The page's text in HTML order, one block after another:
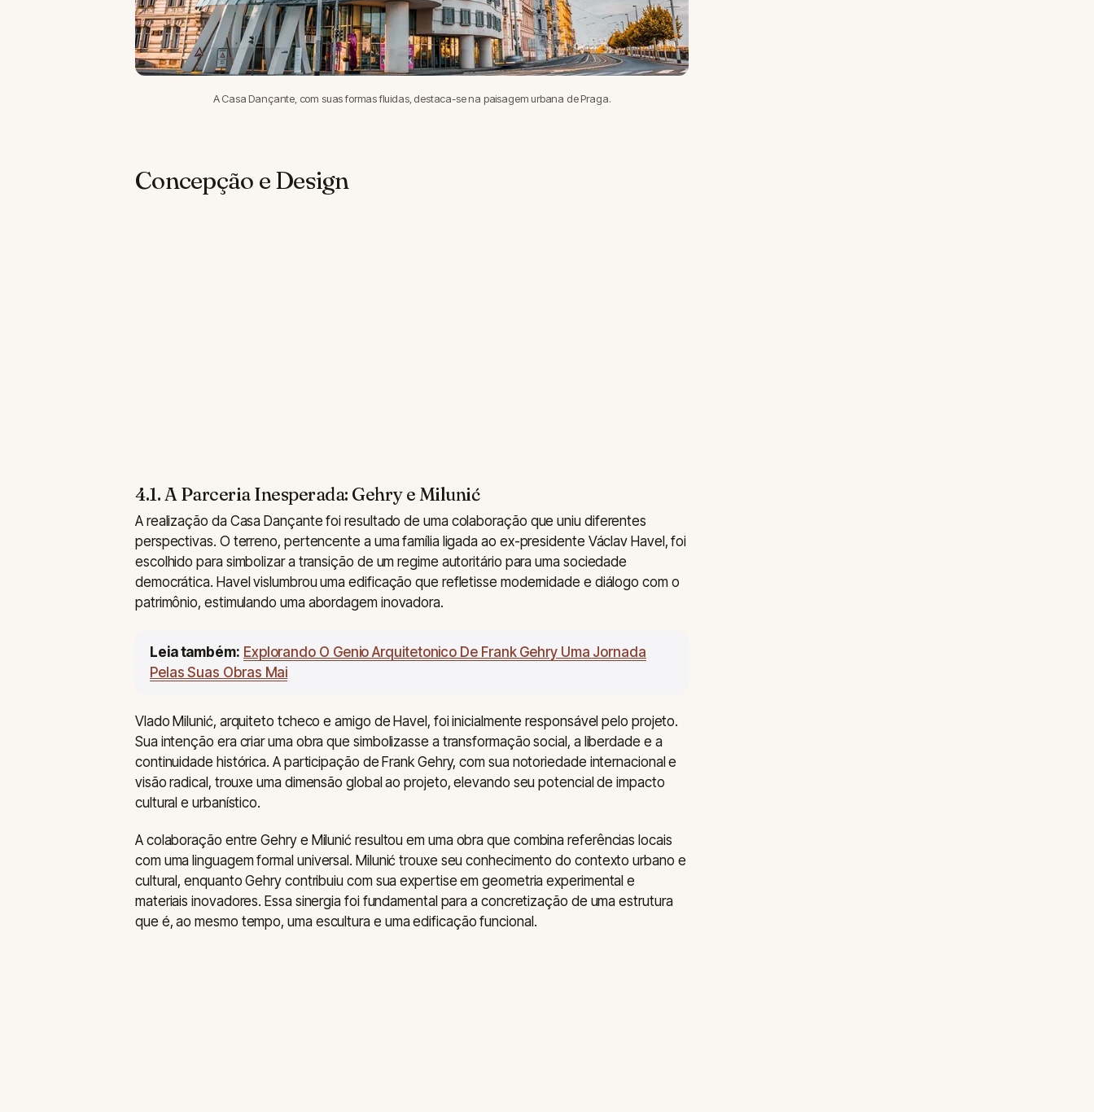
A Casa Dançante, com suas formas fluidas, destaca-se na paisagem urbana de Praga.
Concepção e Design
4.1. A Parceria Inesperada: Gehry e Milunić
A realização da Casa Dançante foi resultado de uma colaboração que uniu diferentes
perspectivas. O terreno, pertencente a uma família ligada ao ex-presidente Václav Havel, foi
escolhido para simbolizar a transição de um regime autoritário para uma sociedade
democrática. Havel vislumbrou uma edificação que refletisse modernidade e diálogo com o
patrimônio, estimulando uma abordagem inovadora.
Leia também: Explorando O Genio Arquitetonico De Frank Gehry Uma Jornada
Pelas Suas Obras Mai
Vlado Milunić, arquiteto tcheco e amigo de Havel, foi inicialmente responsável pelo projeto.
Sua intenção era criar uma obra que simbolizasse a transformação social, a liberdade e a
continuidade histórica. A participação de Frank Gehry, com sua notoriedade internacional e
visão radical, trouxe uma dimensão global ao projeto, elevando seu potencial de impacto
cultural e urbanístico.
A colaboração entre Gehry e Milunić resultou em uma obra que combina referências locais
com uma linguagem formal universal. Milunić trouxe seu conhecimento do contexto urbano e
cultural, enquanto Gehry contribuiu com sua expertise em geometria experimental e
materiais inovadores. Essa sinergia foi fundamental para a concretização de uma estrutura
que é, ao mesmo tempo, uma escultura e uma edificação funcional.